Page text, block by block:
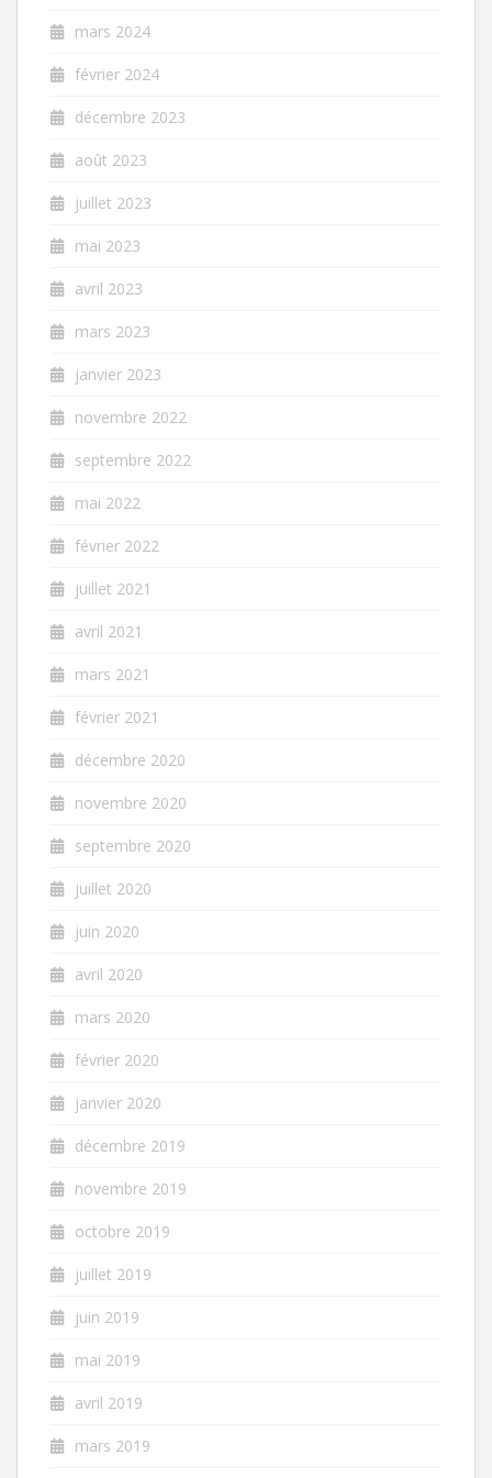
mars 2024
février 2024
décembre 2023
août 2023
juillet 2023
mai 2023
avril 2023
mars 2023
janvier 2023
novembre 2022
septembre 2022
mai 2022
février 2022
juillet 2021
avril 2021
mars 2021
février 2021
décembre 2020
novembre 2020
septembre 2020
juillet 2020
juin 2020
avril 2020
mars 2020
février 2020
janvier 2020
décembre 2019
novembre 2019
octobre 2019
juillet 2019
juin 2019
mai 2019
avril 2019
mars 2019